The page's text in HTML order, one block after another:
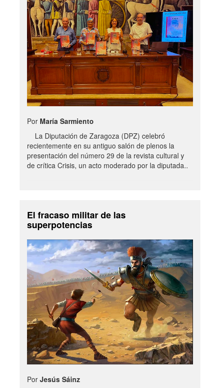
Por María Sarmiento
La Diputación de Zaragoza (DPZ) celebró
recientemente en su antiguo salón de plenos la
presentación del número 29 de la revista cultural y
de crítica Crisis, un acto moderado por la diputada..
El fracaso militar de las
superpotencias
Por Jesús Sáinz